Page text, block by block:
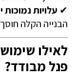
✔ עלויות נמוכות
הבנייה הקלה חוסך
לאילו
פנל מבודד?